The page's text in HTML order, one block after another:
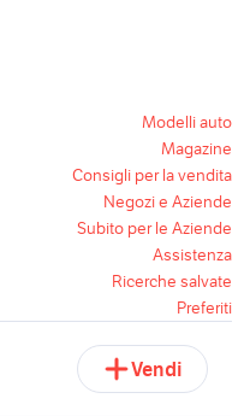
Modelli auto
Magazine
Consigli per la vendita
Negozi e Aziende
Subito per le Aziende
Assistenza
Ricerche salvate
Preferiti
Vendi